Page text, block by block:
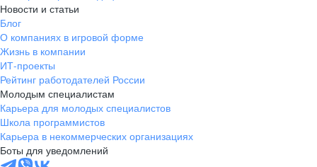
Новости и статьи
Блог
О компаниях в игровой форме
Жизнь в компании
ИТ-проекты
Рейтинг работодателей России
Молодым специалистам
Карьера для молодых специалистов
Школа программистов
Карьера в некоммерческих организациях
Боты для уведомлений